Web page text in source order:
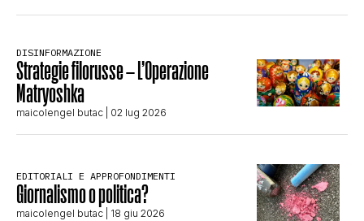
DISINFORMAZIONE
Strategie filorusse – L’Operazione
Matryoshka
maicolengel butac | 02 lug 2026
EDITORIALI E APPROFONDIMENTI
Giornalismo o politica?
maicolengel butac | 18 giu 2026